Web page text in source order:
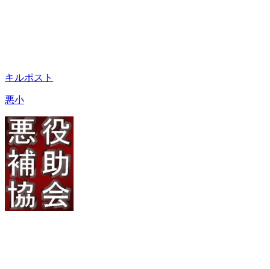
キルポスト
悪小